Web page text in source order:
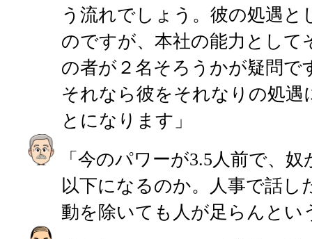
う流れでしょう。彼の処遇と
のですが、本社の能力として
の者が２名そろうかが疑問で
それなら彼をそれなりの処
とになります」
「今のパワーが3.5人前で、
以下になるのか。人事で話し
動を除いても人が足らんとい